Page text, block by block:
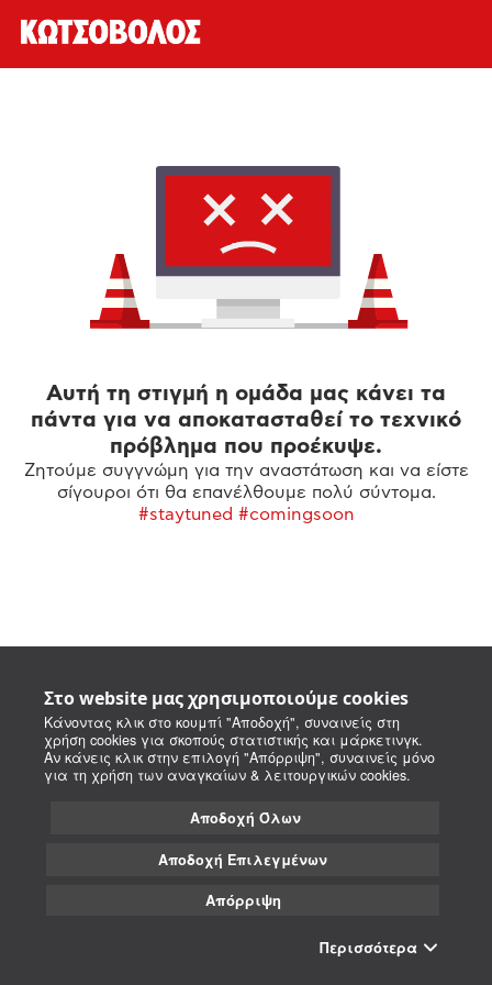
Στο website μας χρησιμοποιούμε cookies
Κάνοντας κλικ στο κουμπί "Αποδοχή", συναινείς στη
χρήση cookies για σκοπούς στατιστικής και μάρκετινγκ.
Αν κάνεις κλικ στην επιλογή "Απόρριψη", συναινείς μόνο
για τη χρήση των αναγκαίων & λειτουργικών cookies.
Αποδοχή Όλων
Αποδοχή Επιλεγμένων
Απόρριψη
Περισσότερα
Αυτή τη στιγμή η ομάδα μας κάνει τα
πάντα για να αποκατασταθεί το τεχνικό
πρόβλημα που προέκυψε.
Ζητούμε συγγνώμη για την αναστάτωση και να είστε
σίγουροι ότι θα επανέλθουμε πολύ σύντομα.
#staytuned #comingsoon